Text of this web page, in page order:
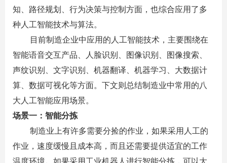
知、路径规划、行为决策与控制方面，也综合应用了多
种人工智能技术与算法。
目前制造企业中应用的人工智能技术，主要围绕在
智能语音交互产品、人脸识别、图像识别、图像搜索、
声纹识别、文字识别、机器翻译、机器学习、大数据计
算、数据可视化等方面。下文则总结制造业中常用的八
大人工智能应用场景。
场景一：智能分拣
制造业上有许多需要分捡的作业，如果采用人工的
作业，速度缓慢且成本高，而且还需要提供适宜的工作
温度环境。如果采用工业机器人进行智能分拣，可以大